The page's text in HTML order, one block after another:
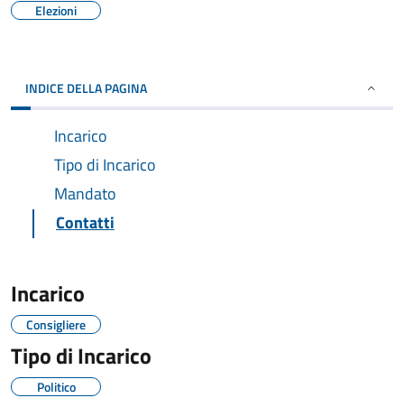
Elezioni
INDICE DELLA PAGINA
Incarico
Tipo di Incarico
Mandato
Contatti
Incarico
Consigliere
Tipo di Incarico
Politico